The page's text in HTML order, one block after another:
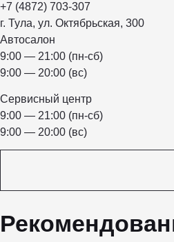
+7 (4872) 703-307
г. Тула, ул. Октябрьская, 300
Автосалон
9:00 — 21:00 (пн-сб)
9:00 — 20:00 (вс)
Сервисный центр
9:00 — 21:00 (пн-сб)
9:00 — 20:00 (вс)